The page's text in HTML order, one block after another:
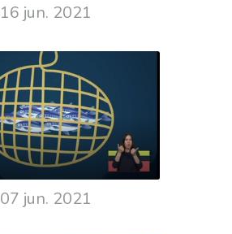
16 jun. 2021
07 jun. 2021